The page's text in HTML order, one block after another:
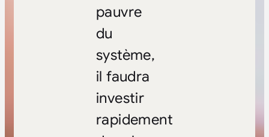
pauvre
du
système,
il faudra
investir
rapidement